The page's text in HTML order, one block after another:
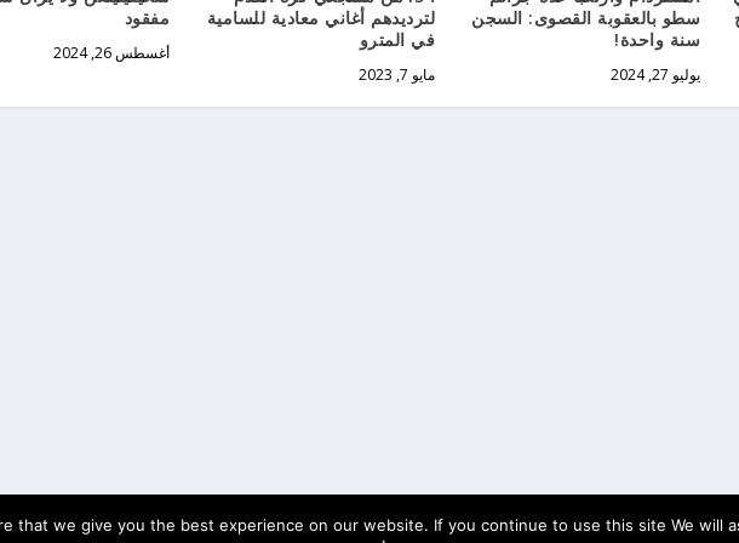
سطو بالعقوبة القصوى: السجن
سنة واحدة!
يوليو 27, 2024
لترديدهم أغاني معادية للسامية
في المترو
مايو 7, 2023
مفقود
أغسطس 26, 2024
that we give you the best experience on our website. If you continue to use this site We will